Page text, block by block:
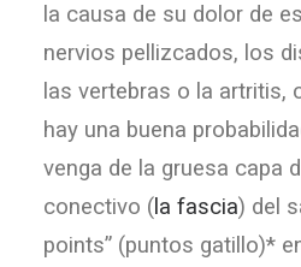
la causa de su dolor de
nervios pellizcados, los
las vertebras o la artritis,
hay una buena
venga de la gruesa capa
conectivo ( la fascia) del
points” (puntos gatillo)*